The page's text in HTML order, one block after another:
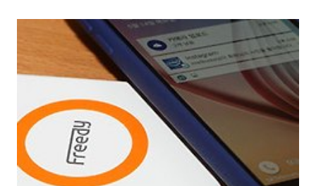
가 쓰면 딱 좋겠다 라고 생각하시는 분이 분명 있을 겁니다. 코어M 프로
세서는 처음에는 느린 CPU가 뭐 볼게 있겠어 라고 했지만 지금은 오히려
더 찾는 분이 있을 정도가 되었습니다. i3 보다는 좀 빠르고 i5보다는 약
간 느린 CPU인데요. 그런데 아수스 젠북 UX305F에 사용된 코어M 프로
세서는 큰 장점이 하나 있습니다. 팬을 없앨 수 있다는 점이..